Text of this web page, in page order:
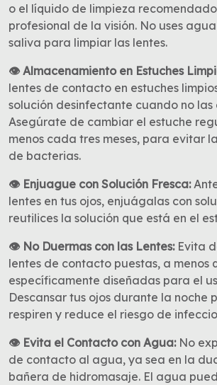
o el líquido de limpieza
profesional de la visión. No uses
saliva para limpiar las lentes.
👁 Almacenamiento en Estuches
lentes de contacto en estuches
solución desinfectante cuando no las
Asegúrate de cambiar el estuche
menos cada tres meses, para evitar
de bacterias.
👁 Enjuague con Solución Fresca:
lentes en tus ojos, enjuágalas con
reutilices la solución que está en el
👁 No Duermas con las Lentes: Evita
lentes de contacto puestas, a menos
específicamente diseñadas para el
Descansar tus ojos durante la noche
respiren y reduce el riesgo de
👁 Evita el Contacto con Agua: No
de contacto al agua, ya sea en la
bañera de hidromasaje. El agua